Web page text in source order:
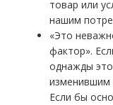
товар или
нашим
«Это
фактор».
однажды
изменившим
Если бы